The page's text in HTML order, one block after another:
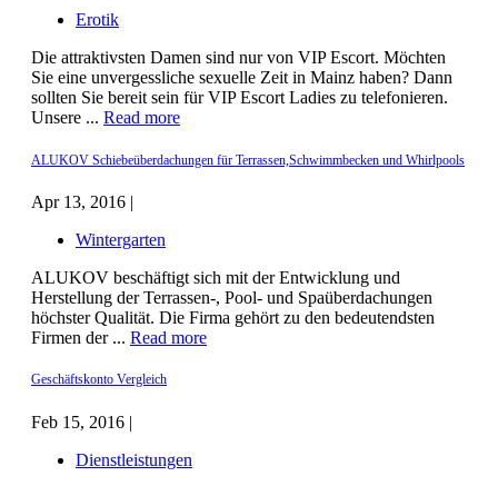
Erotik
Die attraktivsten Damen sind nur von VIP Escort. Möchten
Sie eine unvergessliche sexuelle Zeit in Mainz haben? Dann
sollten Sie bereit sein für VIP Escort Ladies zu telefonieren.
Unsere ... Read more
ALUKOV Schiebeüberdachungen für Terrassen,Schwimmbecken und Whirlpools
Apr 13, 2016 |
Wintergarten
ALUKOV beschäftigt sich mit der Entwicklung und
Herstellung der Terrassen-, Pool- und Spaüberdachungen
höchster Qualität. Die Firma gehört zu den bedeutendsten
Firmen der ... Read more
Geschäftskonto Vergleich
Feb 15, 2016 |
Dienstleistungen